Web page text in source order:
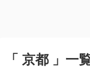
「 京都 」一